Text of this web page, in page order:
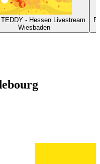
TEDDY - Hessen Livestream
Wiesbaden